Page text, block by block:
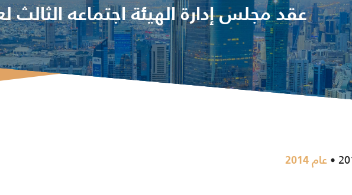
عقد مجلس إدارة الهيئة اجتماعه الثالث لعام
عام 2014